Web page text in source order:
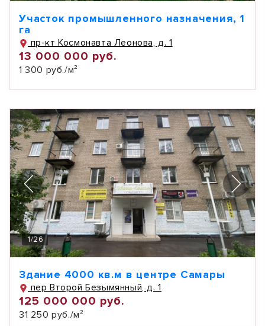
Участок промышленного назначения, 1
га
пр-кт Космонавта Леонова, д. 1
13 000 000 руб.
1 300 руб./м²
1/26
Здание 4000 кв.м в центре Самары
пер Второй Безымянный, д. 1
125 000 000 руб.
31 250 руб./м²